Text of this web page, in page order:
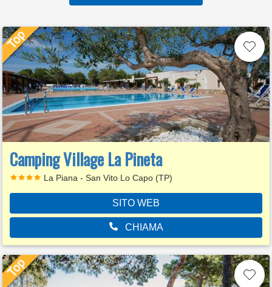
Camping Village La Pineta
La Piana - San Vito Lo Capo (TP)
SITO WEB
CHIAMA